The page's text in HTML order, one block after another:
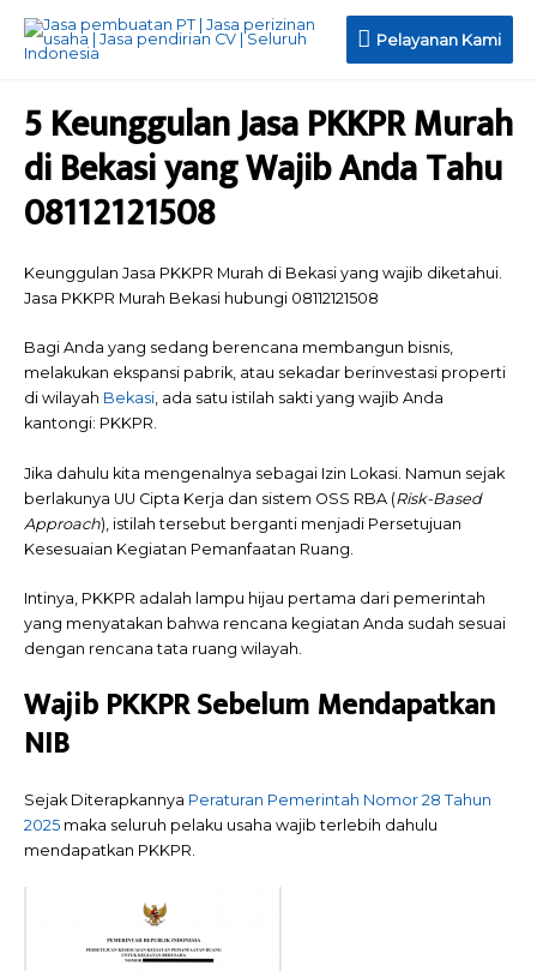
Pelayanan
Pelayanan Kami
5 Keunggulan Jasa PKKPR Murah
di Bekasi yang Wajib Anda Tahu
08112121508
Keunggulan Jasa PKKPR Murah di Bekasi yang wajib diketahui.
Jasa PKKPR Murah Bekasi hubungi 08112121508
Bagi Anda yang sedang berencana membangun bisnis,
melakukan ekspansi pabrik, atau sekadar berinvestasi properti
di wilayah Bekasi, ada satu istilah sakti yang wajib Anda
kantongi: PKKPR.
Jika dahulu kita mengenalnya sebagai Izin Lokasi. Namun sejak
berlakunya UU Cipta Kerja dan sistem OSS RBA (Risk-Based
Approach), istilah tersebut berganti menjadi Persetujuan
Kesesuaian Kegiatan Pemanfaatan Ruang.
Intinya, PKKPR adalah lampu hijau pertama dari pemerintah
yang menyatakan bahwa rencana kegiatan Anda sudah sesuai
dengan rencana tata ruang wilayah.
Wajib PKKPR Sebelum Mendapatkan
NIB
Sejak Diterapkannya Peraturan Pemerintah Nomor 28 Tahun
2025 maka seluruh pelaku usaha wajib terlebih dahulu
mendapatkan PKKPR.